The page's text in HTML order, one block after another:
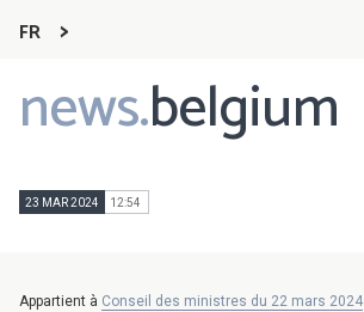
FR
news.belgium
Main
navigation
23 MAR 2024 12:54
Appartient à Conseil des ministres du 22 mars 2024